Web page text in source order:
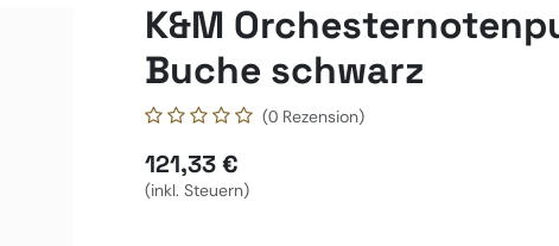
K&M
Buche schwarz
(0 Rezension)
121,33€
(inkl. Steuern)